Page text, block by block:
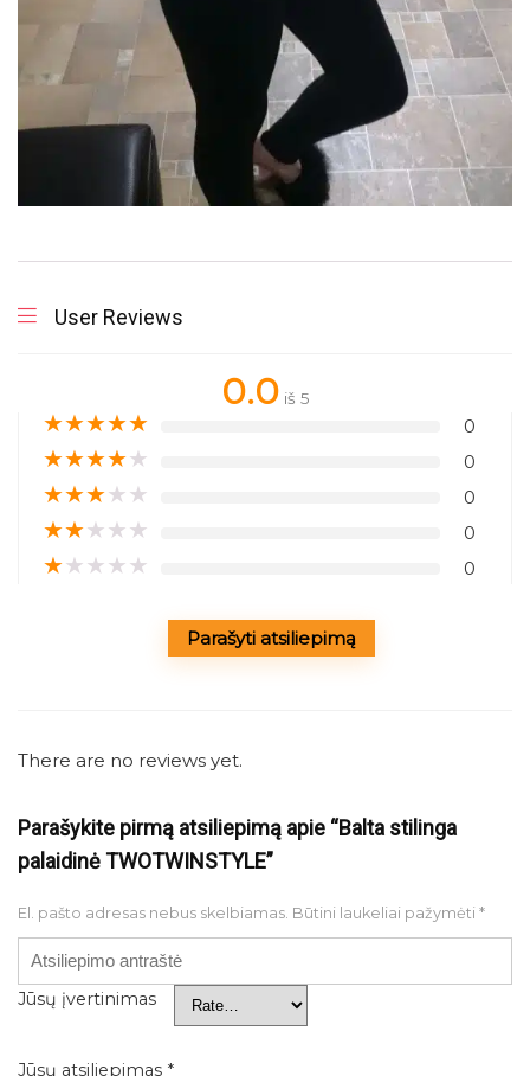
User Reviews
0.0 iš 5
★★★★★ 0
★★★★★ 0
★★★★★ 0
★★★★★ 0
★★★★★ 0
Parašyti atsiliepimą
There are no reviews yet.
Parašykite pirmą atsiliepimą apie “Balta stilinga
palaidinė TWOTWINSTYLE”
El. pašto adresas nebus skelbiamas. Būtini laukeliai pažymėti *
Jūsų įvertinimas
Jūsų atsiliepimas *